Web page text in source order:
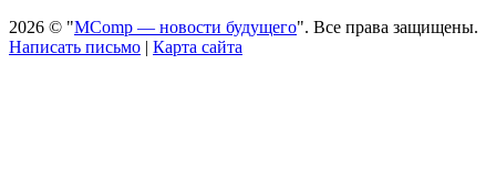
2026 © "MComp — новости будущего". Все права защищены.
Написать письмо | Карта сайта